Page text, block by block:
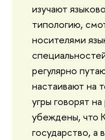
изучают
типологию,
носителями
регулярно
настаивают на
угры говорят
убеждены, что
государство, а